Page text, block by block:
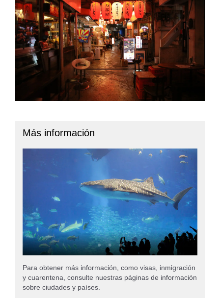
Más información
Para obtener más información, como visas, inmigración
y cuarentena, consulte nuestras páginas de información
sobre ciudades y países.